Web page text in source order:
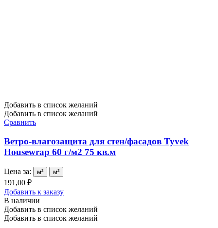
Добавить в список желаний
Добавить в список желаний
Сравнить
Ветро-влагозащита для стен/фасадов Tyvek
Housewrap 60 г/м2 75 кв.м
Цена за: м² м²
191,00 ₽
Добавить к заказу
В наличии
Добавить в список желаний
Добавить в список желаний